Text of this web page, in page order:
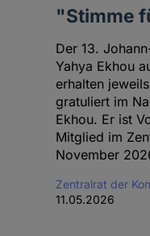
"Stimme
Der 13.
Yahya Ekhou
erhalten
gratuliert im
Ekhou. Er ist
Mitglied im
November
Zentralrat der
11.05.2026